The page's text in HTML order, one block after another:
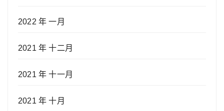
2022 年 一月
2021 年 十二月
2021 年 十一月
2021 年 十月